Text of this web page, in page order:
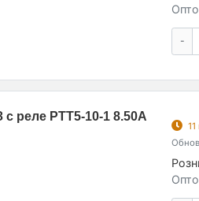
-
реле РТТ5-10-1 8.50А